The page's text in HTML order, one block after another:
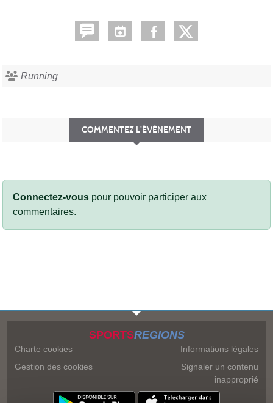
Running
COMMENTEZ L’ÉVÈNEMENT
Connectez-vous pour pouvoir participer aux
commentaires.
SPORTSREGIONS
Charte cookies
Gestion des cookies
Informations légales
Signaler un contenu
inapproprié